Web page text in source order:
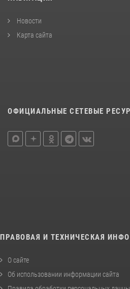
Новости
Карта сайта
ОФИЦИАЛЬНЫЕ СЕТЕВЫЕ
ПРАВОВАЯ И ТЕХНИЧЕСКАЯ
О сайте
Об использовании информации сайта